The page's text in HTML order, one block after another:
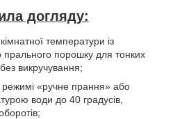
догляду:
температури із
прального порошку для тонких
викручування;
«ручне прання» або
води до 40 градусів,